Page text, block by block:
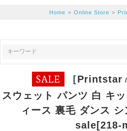
Sweat & Select
ランド専
Home > Online Store >
SALE ［Printstar
スウェット パンツ 白 キ
ィース 裏毛 ダンス
sale[218-